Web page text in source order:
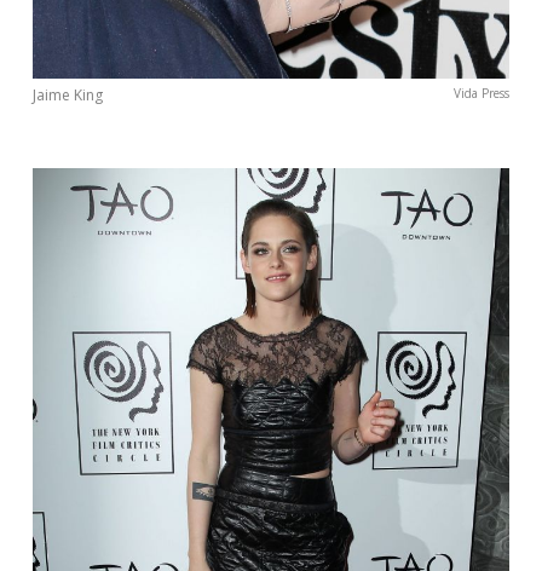
Jaime King Vida Press